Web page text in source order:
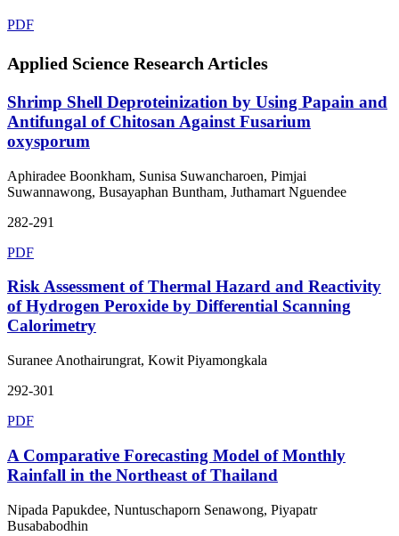
PDF
Applied Science Research Articles
Shrimp Shell Deproteinization by Using Papain and
Antifungal of Chitosan Against Fusarium
oxysporum
Aphiradee Boonkham, Sunisa Suwancharoen, Pimjai
Suwannawong, Busayaphan Buntham, Juthamart Nguendee
282-291
PDF
Risk Assessment of Thermal Hazard and Reactivity
of Hydrogen Peroxide by Differential Scanning
Calorimetry
Suranee Anothairungrat, Kowit Piyamongkala
292-301
PDF
A Comparative Forecasting Model of Monthly
Rainfall in the Northeast of Thailand
Nipada Papukdee, Nuntuschaporn Senawong, Piyapatr
Busababodhin